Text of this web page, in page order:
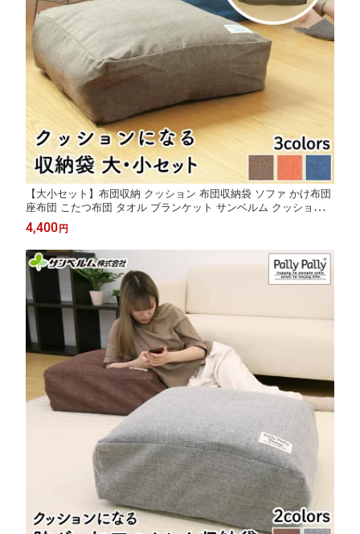
【大小セット】布団収納 クッション 布団収納袋 ソファ かけ布団
座布団 こたつ布団 タオル ブランケット サンベルム クッションに
なる収納袋大小セット
4,400 円